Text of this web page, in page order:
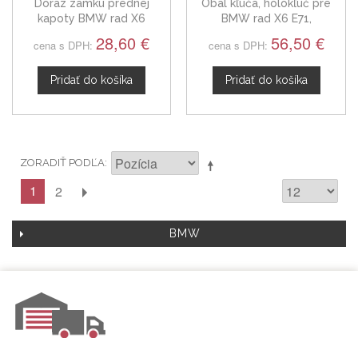
Doraz zámku prednej
kapoty BMW rad X6
cena s DPH: 28,60 €
Pridať do košíka
Obal kľúča, holokľúč pre
BMW rad X6 E71,
cena s DPH: 56,50 €
Pridať do košíka
ZORADIŤ PODĽA
1 2
BMW